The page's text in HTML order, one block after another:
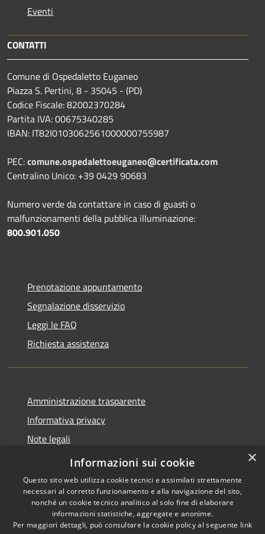
Eventi
CONTATTI
Comune di Ospedaletto Euganeo
Piazza S. Pertini, 8 - 35045 - (PD)
Codice Fiscale: 82002370284
Partita IVA: 00675340285
IBAN: IT82I0103062561000000755987
PEC:comune.ospedalettoeuganeo@certificata.com
Centralino Unico: +39 0429 90683
Numero verde da contattare in caso di guasti o
malfunzionamenti della pubblica illuminazione:
800.901.050
Prenotazione appuntamento
Segnalazione disservizio
Leggi le FAQ
Richiesta assistenza
Amministrazione trasparente
Informativa privacy
Note legali
Dichiarazione di accessibilità
Copyright © 2026 • Comune di
Ospedaletto Euganeo •
×
Informazioni sui cookie
Questo sito web utilizza cookie tecnici e assimilati strettamente
necessari al corretto funzionamento e alla navigazione del sito,
nonché un cookie tecnico analitico al solo fine di elaborare
informazioni statistiche, aggregate e anonime.
Per maggiori dettagli, può consultare la cookie policy al seguente link